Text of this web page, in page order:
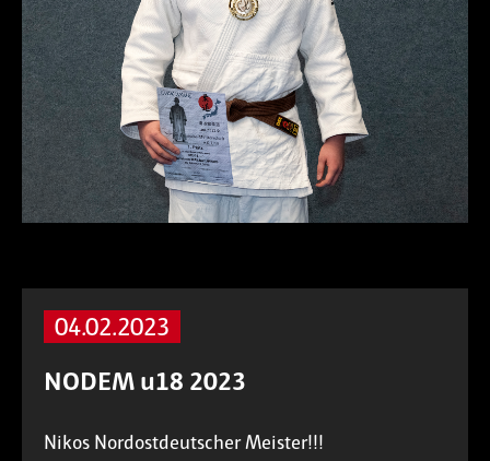
04.02.2023
NODEM u18 2023
Nikos Nordostdeutscher Meister!!!